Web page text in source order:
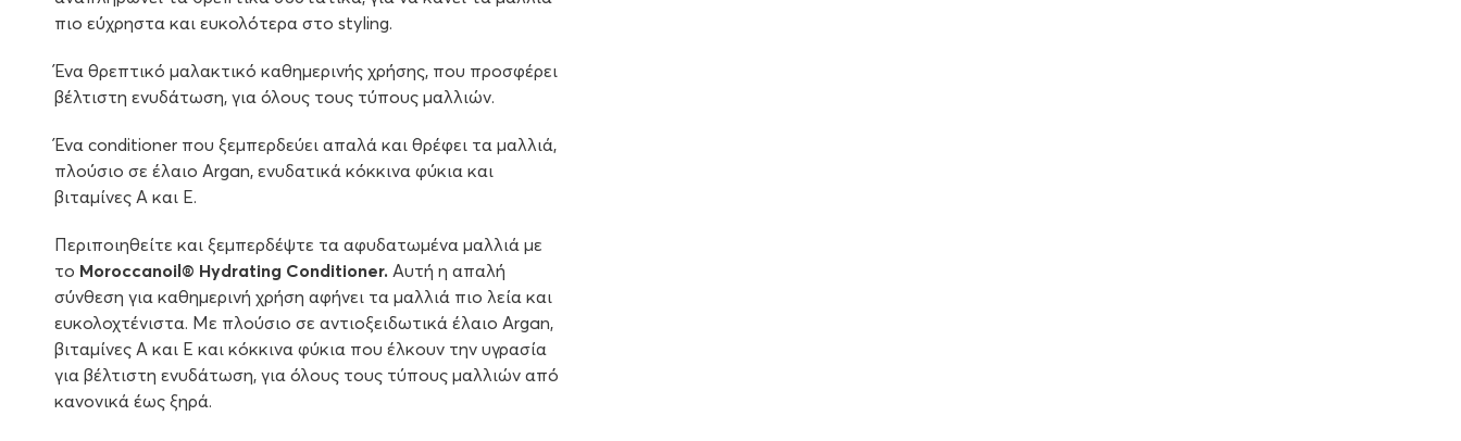
πιο εύχρηστα και ευκολότερα στο styling.
Ένα θρεπτικό μαλακτικό καθημερινής χρήσης, που προσφέρει
βέλτιστη ενυδάτωση, για όλους τους τύπους μαλλιών.
Ένα conditioner που ξεμπερδεύει απαλά και θρέφει τα μαλλιά,
πλούσιο σε έλαιο Argan, ενυδατικά κόκκινα φύκια και
βιταμίνες Α και Ε.
Περιποιηθείτε και ξεμπερδέψτε τα αφυδατωμένα μαλλιά με
το Moroccanoil® Hydrating Conditioner. Αυτή η απαλή
σύνθεση για καθημερινή χρήση αφήνει τα μαλλιά πιο λεία και
ευκολοχτένιστα. Με πλούσιο σε αντιοξειδωτικά έλαιο Argan,
βιταμίνες Α και Ε και κόκκινα φύκια που έλκουν την υγρασία
για βέλτιστη ενυδάτωση, για όλους τους τύπους μαλλιών από
κανονικά έως ξηρά.